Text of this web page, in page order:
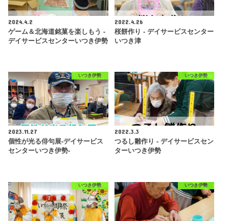
2024.4.2
ゲーム＆北海道銘菓を楽しもう -
デイサービスセンターいつき伊勢
2022.4.26
桜餅作り - デイサービスセンター
いつき津
いつき伊勢
2023.11.27
個性が光る俳句展-デイサービス
センターいつき伊勢-
いつき伊勢
2022.3.3
つるし雛作り - デイサービスセン
ターいつき伊勢
いつき伊勢 いつき伊勢